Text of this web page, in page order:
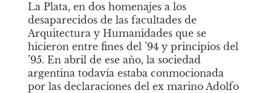
La Plata, en dos homenajes a los
desaparecidos de las facultades de
Arquitectura y Humanidades que se
hicieron entre fines del ’94 y principios del
’95. En abril de ese año, la sociedad
argentina todavía estaba conmocionada
por las declaraciones del ex marino Adolfo